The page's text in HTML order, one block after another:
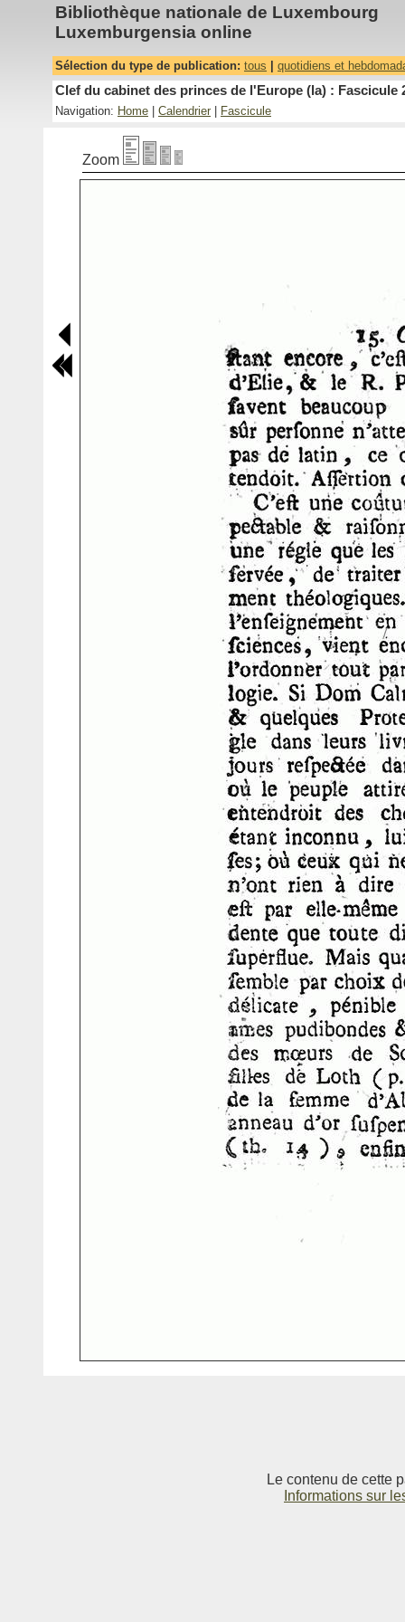
Bibliothèque nationale de Luxembourg
Luxemburgensia online
Sélection du type de publication: tous quotidiens et
Clef du cabinet des princes de l'Europe (la) : Fascicule
Navigation: Home Calendrier Fascicule
Zoom
Le contenu de cette
Informations sur